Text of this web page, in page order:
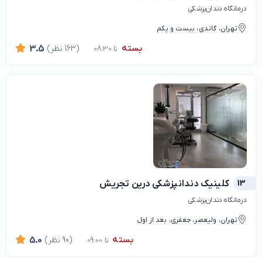
درمانگاه دندان‌پزشکی
تهران، گاندی، بیست و یکم
بسته تا 08:30 3.5 (163 نظر)
13 کلینیک دندانپزشکی درین تجریش
درمانگاه دندان‌پزشکی
تهران، ولیعصر، جعفری، بعد از اول
بسته تا 09:00 5.0 (90 نظر)